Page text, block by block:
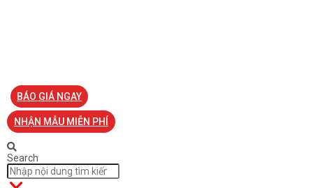
BÁO GIÁ NGAY
NHẬN MẪU MIỄN PHÍ
Search